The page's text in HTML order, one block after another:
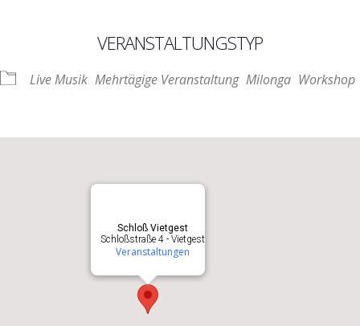
VERANSTALTUNGSTYP
Live Musik Mehrtägige Veranstaltung Milonga Workshop
Schloß Vietgest
Schloßstraße 4 - Vietgest
Veranstaltungen